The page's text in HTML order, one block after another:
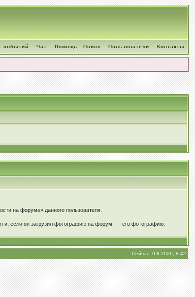
событий Чат Помощь Поиск Пользователи Контакты
на форуме» данного пользователя.
и, если он загрузил фотографию на форум, — его фотографию.
Сейчас: 9.8.2026, 8:42